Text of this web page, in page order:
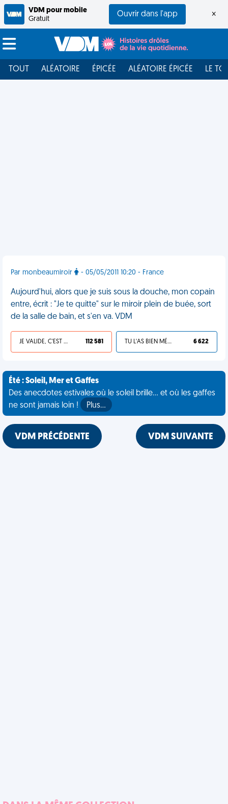
VDM pour mobile
Gratuit
Ouvrir dans l'app ×
TOUT ALÉATOIRE ÉPICÉE ALÉATOIRE ÉPICÉE LE
Par monbeaumiroir - 05/05/2011 10:20 - France
Aujourd'hui, alors que je suis sous la douche, mon copain
entre, écrit : "Je te quitte" sur le miroir plein de buée, sort
de la salle de bain, et s'en va. VDM
JE VALIDE, C'EST UNE VDM 112 581 TU L'AS BIEN MÉRITÉ 6 622
Été : Soleil, Mer et Gaffes
Des anecdotes estivales où le soleil brille... et où les gaffes
ne sont jamais loin !
Plus…
VDM PRÉCÉDENTE VDM SUIVANTE